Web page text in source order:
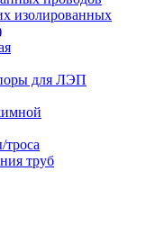
изолированных
для ЛЭП
труб